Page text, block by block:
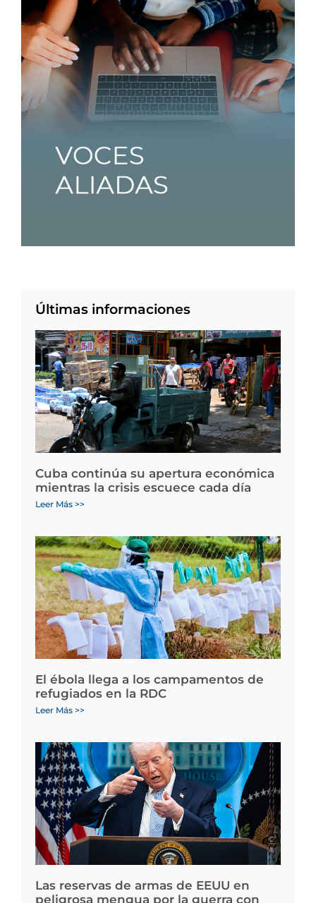
Últimas informaciones
Cuba continúa su apertura económica
mientras la crisis escuece cada día
Leer Más >>
El ébola llega a los campamentos de
refugiados en la RDC
Leer Más >>
Las reservas de armas de EEUU en
peligrosa mengua por la guerra con